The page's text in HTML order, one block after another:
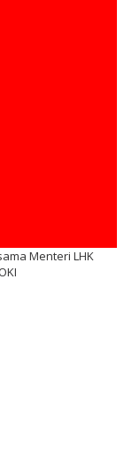
Menteri LHK